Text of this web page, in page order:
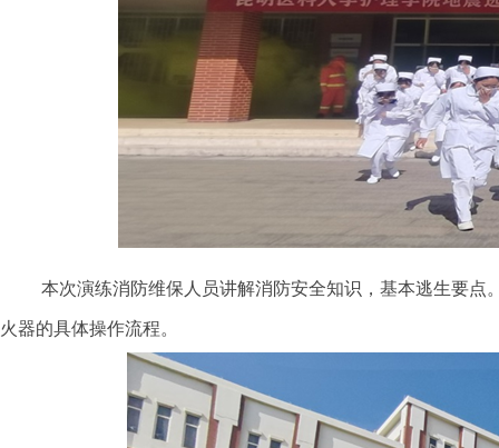
本次演练消防维保人员讲解消防安全知识，基本逃生要
火器的具体操作流程。